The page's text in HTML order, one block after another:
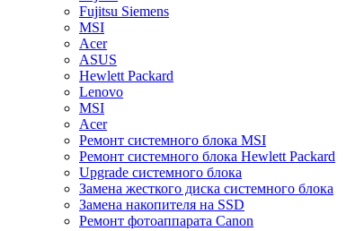
Fujitsu Siemens
MSI
Acer
ASUS
Hewlett Packard
Lenovo
MSI
Acer
Ремонт системного блока MSI
Ремонт системного блока Hewlett Packard
Upgrade системного блока
Замена жесткого диска системного блока
Замена накопителя на SSD
Ремонт фотоаппарата Canon